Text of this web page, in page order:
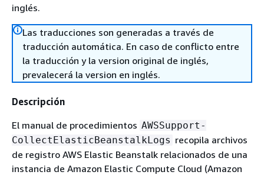
inglés.
Las traducciones son generadas a través de
traducción automática. En caso de conflicto entre
la traducción y la version original de inglés,
prevalecerá la version en inglés.
Descripción
El manual de procedimientos AWSSupport-
CollectElasticBeanstalkLogs recopila archivos
de registro AWS Elastic Beanstalk relacionados de una
instancia de Amazon Elastic Compute Cloud (Amazon